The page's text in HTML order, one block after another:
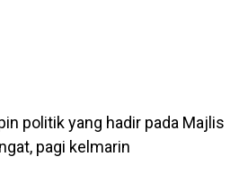
politik yang hadir pada Majlis
pagi kelmarin